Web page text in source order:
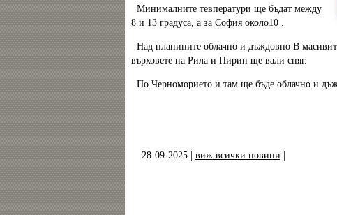
Минималните тевператури ще бъдат между
8 и 13 градуса, а за София около10 .
Над планините облачно и дъждовно В
върховете на Рила и Пирин ще вали сняг.
По Черноморието и там ще бъде облачно и
28-09-2025 | виж всички новини